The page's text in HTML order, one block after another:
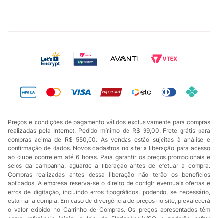
Preços e condições de pagamento válidos exclusivamente para compras
realizadas pela Internet. Pedido mínimo de R$ 99,00. Frete grátis para
compras acima de R$ 550,00. As vendas estão sujeitas à análise e
confirmação de dados. Novos cadastros no site: a liberação para acesso
ao clube ocorre em até 6 horas. Para garantir os preços promocionais e
selos da campanha, aguarde a liberação antes de efetuar a compra.
Compras realizadas antes dessa liberação não terão os benefícios
aplicados. A empresa reserva-se o direito de corrigir eventuais ofertas e
erros de digitação, incluindo erros tipográficos, podendo, se necessário,
estornar a compra. Em caso de divergência de preços no site, prevalecerá
o valor exibido no Carrinho de Compras. Os preços apresentados têm